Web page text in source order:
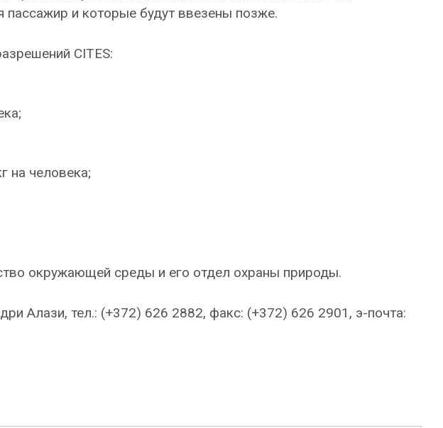
пассажир и которые будут ввезены позже.
CITES:
на человека;
окружающей среды и его отдел охраны природы.
Алази, тел.: (+372) 626 2882, факс: (+372) 626 2901, э-почта: